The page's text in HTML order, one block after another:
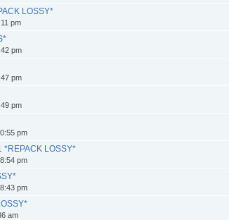
LOSSY*
pm
pm
pm
pm
pm
*REPACK LOSSY*
pm
pm
am